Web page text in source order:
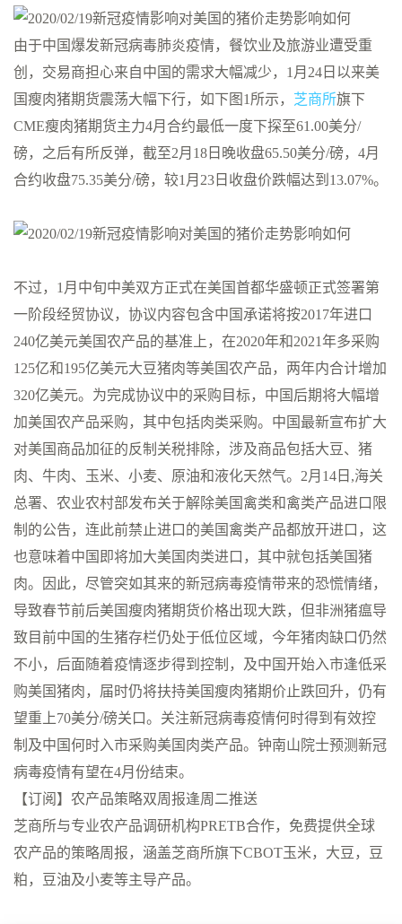
由于中国爆发新冠病毒肺炎疫情，餐饮业及旅游业遭受重
创，交易商担心来自中国的需求大幅减少，1月24日以来美
国瘦肉猪期货震荡大幅下行，如下图1所示， 芝商所旗下
CME瘦肉猪期货主力4月合约最低一度下探至61.00美分/
磅，之后有所反弹，截至2月18日晚收盘65.50美分/磅，4月
合约收盘75.35美分/磅，较1月23日收盘价跌幅达到13.07%。
不过，1月中旬中美双方正式在美国首都华盛顿正式签署第
一阶段经贸协议，协议内容包含中国承诺将按2017年进口
240亿美元美国农产品的基准上，在2020年和2021年多采购
125亿和195亿美元大豆猪肉等美国农产品，两年内合计增加
320亿美元。为完成协议中的采购目标，中国后期将大幅增
加美国农产品采购，其中包括肉类采购。中国最新宣布扩大
对美国商品加征的反制关税排除，涉及商品包括大豆、猪
肉、牛肉、玉米、小麦、原油和液化天然气。2月14日,海关
总署、农业农村部发布关于解除美国禽类和禽类产品进口限
制的公告，连此前禁止进口的美国禽类产品都放开进口，这
也意味着中国即将加大美国肉类进口，其中就包括美国猪
肉。因此，尽管突如其来的新冠病毒疫情带来的恐慌情绪，
导致春节前后美国瘦肉猪期货价格出现大跌，但非洲猪瘟导
致目前中国的生猪存栏仍处于低位区域，今年猪肉缺口仍然
不小，后面随着疫情逐步得到控制，及中国开始入市逢低采
购美国猪肉，届时仍将扶持美国瘦肉猪期价止跌回升，仍有
望重上70美分/磅关口。关注新冠病毒疫情何时得到有效控
制及中国何时入市采购美国肉类产品。钟南山院士预测新冠
病毒疫情有望在4月份结束。
【订阅】农产品策略双周报逢周二推送
芝商所与专业农产品调研机构PRETB合作，免费提供全球
农产品的策略周报，涵盖芝商所旗下CBOT玉米，大豆，豆
粕，豆油及小麦等主导产品。